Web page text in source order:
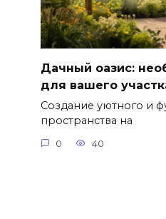
Дачный оазис:
для вашего
Создание уютного и
пространства на
0 40